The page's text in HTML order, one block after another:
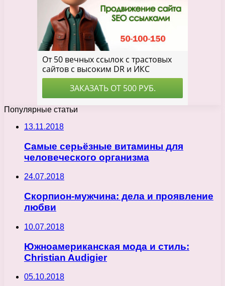
Популярные статьи
13.11.2018
Самые серьёзные витамины для
человеческого организма
24.07.2018
Скорпион-мужчина: дела и проявление
любви
10.07.2018
Южноамериканская мода и стиль:
Christian Audigier
05.10.2018